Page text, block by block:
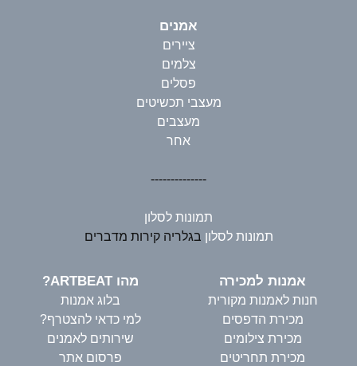
אמנים
ציירים
צלמים
פסלים
מעצבי תכשיטים
מעצבים
אחר
--------------
תמונות לסלון
תמונות לסלון בגלריה קירות מדברים
אמנות למכירה
חנות לאמנות מקורית
מכירת הדפסים
מכירת צילומים
מכירת תחריטים
מהו ARTBEAT?
בלוג אמנות
למי כדאי להצטרף?
שירותים לאמנים
פרסום אתר